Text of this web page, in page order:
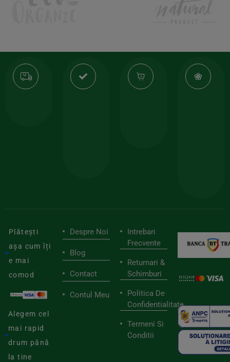
Transport
gratuit
Produse
calitate
Plătești
așa cum îți
e mai
comod
Alegem cel
mai rapid
drum până
la tine
Despre Noi
Blog
Contact
Contul Meu
Intrebari
Frecvente
Returnari &
Schimburi
Politica De
Confidentialitate
Termeni Si
Conditii